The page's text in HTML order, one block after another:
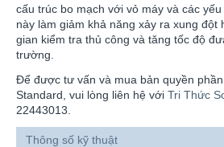
cấu trúc bo mạch với vỏ máy và các
này làm giảm khả năng xảy ra xung đột
gian kiểm tra thủ công và tăng tốc độ
trường.
Để được tư vấn và mua bản quyền
Standard, vui lòng liên hệ với Tri Thức
22443013.
Thông số kỹ thuật